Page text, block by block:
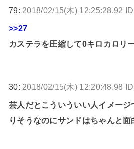
79: 2018/02/15(木) 12:25:28.92
>>27
カステラを圧縮して0キロカロリ
30: 2018/02/15(木) 12:20:48.98
芸人だとこういういい人イメージ
りそうなのにサンドはちゃんと面